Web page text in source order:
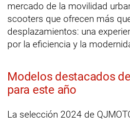
mercado de la movilidad
scooters que ofrecen más
desplazamientos: una
por la eficiencia y la
Modelos destacados
para este año
La selección 2024 de